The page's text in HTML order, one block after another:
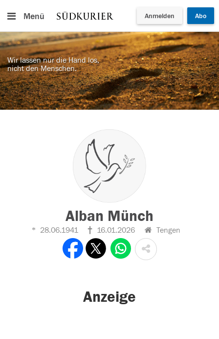
Menü Anmelden Abo
Wir lassen nur die Hand los,
nicht den Menschen.
Alban Münch
28.06.1941 16.01.2026 Tengen
Anzeige